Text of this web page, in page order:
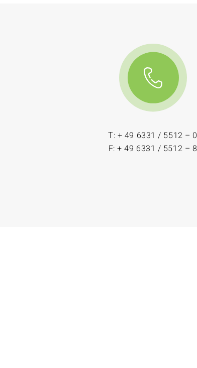
T: + 49 6331 / 5512 – 0
F: + 49 6331 / 5512 – 8